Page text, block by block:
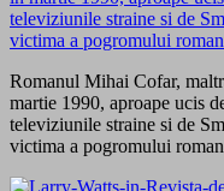
Romanul Mihai Cofar,
martie 1990, aproape ucis
televiziunile straine si de
victima a pogromului